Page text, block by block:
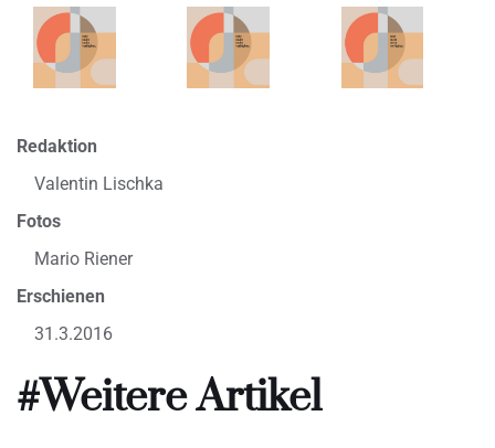
Redaktion
Valentin Lischka
Fotos
Mario Riener
Erschienen
31.3.2016
#Weitere Artikel